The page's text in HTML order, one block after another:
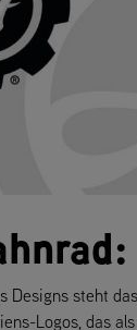
Designs steht
Logos, das